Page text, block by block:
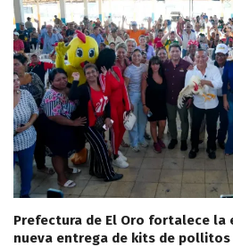
Prefectura de El Oro fortalece la
nueva entrega de kits de pollitos